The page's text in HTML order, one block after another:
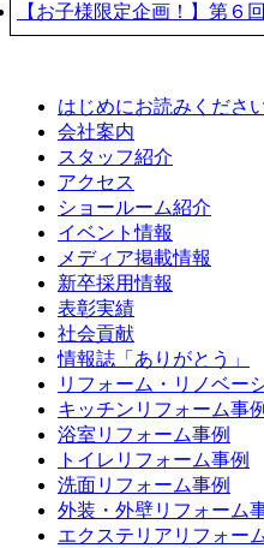
【お子様限定企画！】第６
はじめにお読みくださ
会社案内
スタッフ紹介
アクセス
ショールーム紹介
イベント情報
メディア掲載情報
新卒採用情報
表彰実績
社会貢献
情報誌「ありがとう」
リフォーム・リノベー
キッチンリフォーム事例
浴室リフォーム事例
トイレリフォーム事例
洗面リフォーム事例
外装・外壁リフォーム
エクステリアリフォー